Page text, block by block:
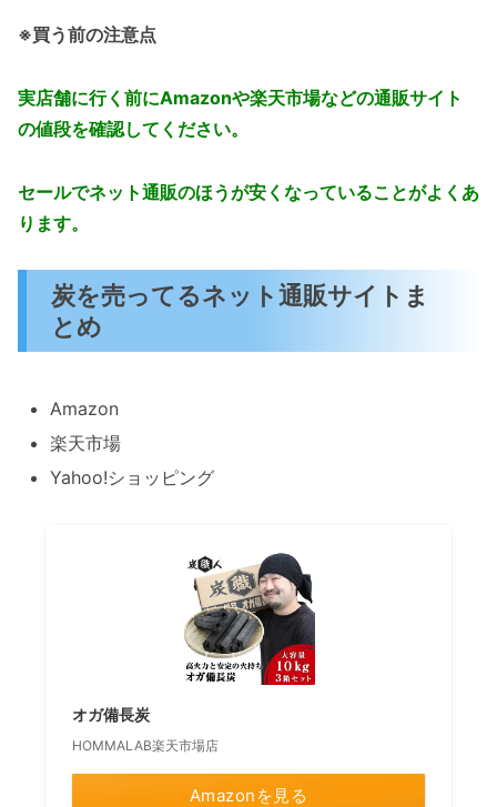
※買う前の注意点
実店舗に行く前にAmazonや楽天市場などの通販サイト
の値段を確認してください。
セールでネット通販のほうが安くなっていることがよくあ
ります。
炭を売ってるネット通販サイトま
とめ
Amazon
楽天市場
Yahoo!ショッピング
オガ備長炭
HOMMALAB楽天市場店
Amazonを見る